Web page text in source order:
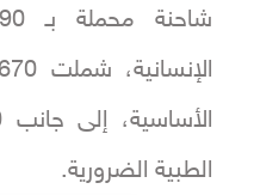
الطبية الضرورية.